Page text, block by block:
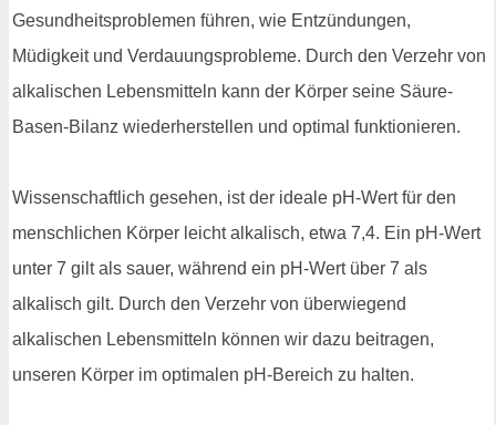
Gesundheitsproblemen führen, wie Entzündungen,
Müdigkeit und Verdauungsprobleme. Durch den Verzehr von
alkalischen Lebensmitteln kann der Körper seine Säure-
Basen-Bilanz wiederherstellen und optimal funktionieren.
Wissenschaftlich gesehen, ist der ideale pH-Wert für den
menschlichen Körper leicht alkalisch, etwa 7,4. Ein pH-Wert
unter 7 gilt als sauer, während ein pH-Wert über 7 als
alkalisch gilt. Durch den Verzehr von überwiegend
alkalischen Lebensmitteln können wir dazu beitragen,
unseren Körper im optimalen pH-Bereich zu halten.